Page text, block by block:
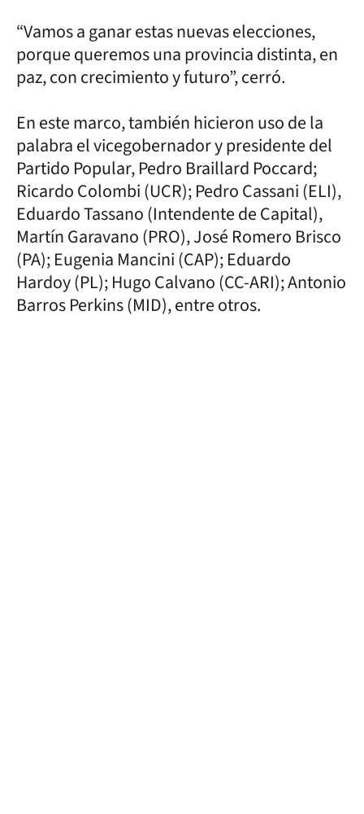
“Vamos a ganar estas nuevas elecciones,
porque queremos una provincia distinta, en
paz, con crecimiento y futuro”, cerró.
En este marco, también hicieron uso de la
palabra el vicegobernador y presidente del
Partido Popular, Pedro Braillard Poccard;
Ricardo Colombi (UCR); Pedro Cassani (ELI),
Eduardo Tassano (Intendente de Capital),
Martín Garavano (PRO), José Romero Brisco
(PA); Eugenia Mancini (CAP); Eduardo
Hardoy (PL); Hugo Calvano (CC-ARI); Antonio
Barros Perkins (MID), entre otros.